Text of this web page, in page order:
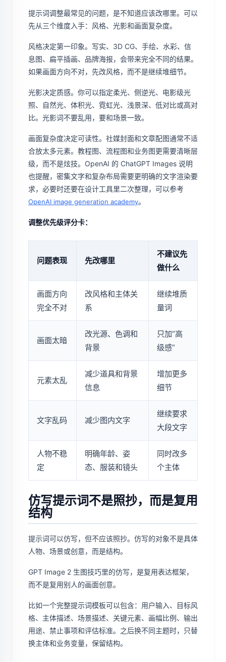
提示词调整最常见的问题，是不知道应该改哪里。可以
先从三个维度入手：风格、光影和画面复杂度。
风格决定第一印象。写实、3D CG、手绘、水彩、信
息图、扁平插画、品牌海报，会带来完全不同的结果。
如果画面方向不对，先改风格，而不是继续堆细节。
光影决定质感。你可以指定柔光、侧逆光、电影级光
照、自然光、体积光、霓虹光、浅景深、低对比或高对
比。光影词不要乱用，要和场景一致。
画面复杂度决定可读性。社媒封面和文章配图通常不适
合放太多元素。教程图、流程图和业务图更需要清晰层
级，而不是炫技。OpenAI 的 ChatGPT Images 说明
也提醒，密集文字和复杂布局需要更明确的文字渲染要
求，必要时还要在设计工具里二次整理，可以参考
OpenAI image generation academy。
调整优先级评分卡：
问题表现 先改哪里
不建议先
做什么
画面方向
完全不对
改风格和主体关
系
继续堆质
量词
画面太暗
改光源、色调和
背景
只加“高
级感”
元素太乱
减少道具和背景
信息
增加更多
细节
文字乱码 减少图内文字
继续要求
大段文字
人物不稳
定
明确年龄、姿
态、服装和镜头
同时改多
个主体
仿写提示词不是照抄，而是复用
结构
提示词可以仿写，但不应该照抄。仿写的对象不是具体
人物、场景或创意，而是结构。
GPT Image 2 生图技巧里的仿写，是复用表达框架，
而不是复用别人的画面创意。
比如一个完整提示词模板可以包含：用户输入、目标风
格、主体描述、场景描述、关键元素、画幅比例、输出
用途、禁止事项和评估标准。之后换不同主题时，只替
换主体和业务变量，保留结构。